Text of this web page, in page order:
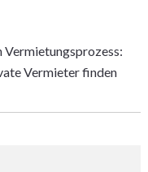
Vermieter finden